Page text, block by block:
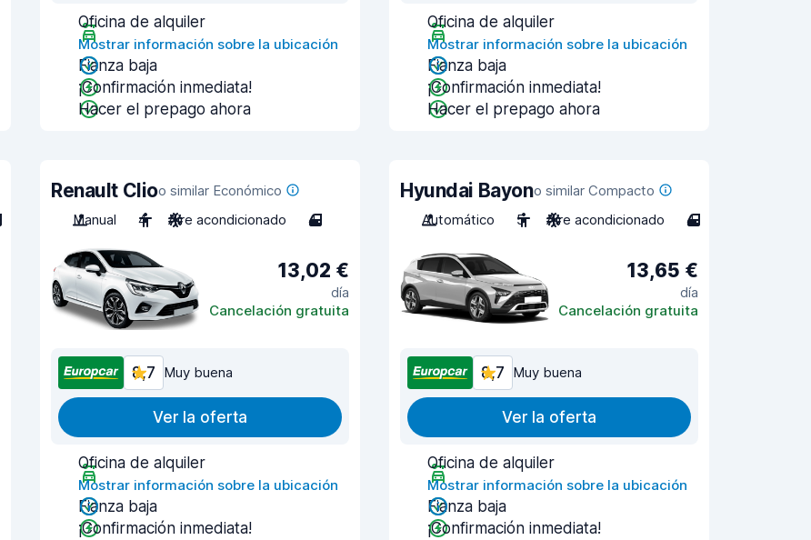
Oficina de alquiler
Mostrar información sobre la ubicación
Fianza baja
¡Confirmación inmediata!
Hacer el prepago ahora
Oficina de alquiler
Mostrar información sobre la ubicación
Fianza baja
¡Confirmación inmediata!
Hacer el prepago ahora
Renault Clioo similar Económico
Manual
4 Aire acondicionado 4
13,02 €
día
Cancelación gratuita
8,7 Muy buena
Ver la oferta
Oficina de alquiler
Mostrar información sobre la ubicación
Fianza baja
¡Confirmación inmediata!
Hyundai Bayono similar Compacto
Automático
5 Aire acondicionado 4
13,65 €
día
Cancelación gratuita
8,7 Muy buena
Ver la oferta
Oficina de alquiler
Mostrar información sobre la ubicación
Fianza baja
¡Confirmación inmediata!